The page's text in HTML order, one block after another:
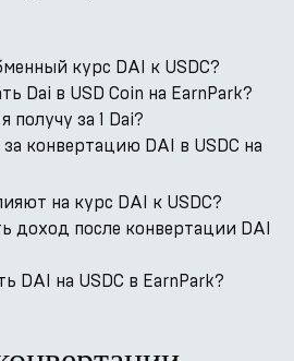
курс DAI к USDC?
Dai в USD Coin на EarnPark?
получу за 1 Dai?
конвертацию DAI в USDC на
на курс DAI к USDC?
доход после конвертации DAI
DAI на USDC в EarnPark?